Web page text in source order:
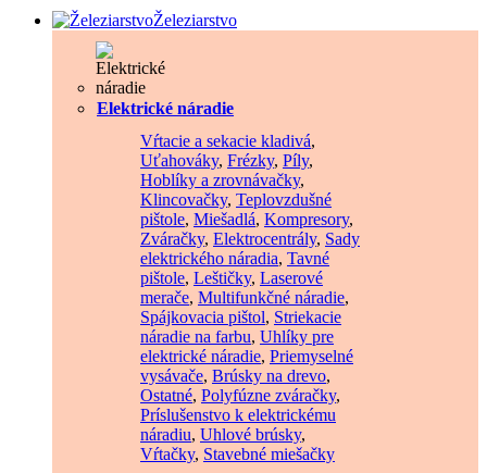
Železiarstvo
Elektrické náradie
Vŕtacie a sekacie kladivá,
Uťahováky, Frézky, Píly,
Hoblíky a zrovnávačky,
Klincovačky, Teplovzdušné
pištole, Miešadlá, Kompresory,
Zváračky, Elektrocentrály, Sady
elektrického náradia, Tavné
pištole, Leštičky, Laserové
merače, Multifunkčné náradie,
Spájkovacia pištol, Striekacie
náradie na farbu, Uhlíky pre
elektrické náradie, Priemyselné
vysávače, Brúsky na drevo,
Ostatné, Polyfúzne zváračky,
Príslušenstvo k elektrickému
náradiu, Uhlové brúsky,
Vŕtačky, Stavebné miešačky